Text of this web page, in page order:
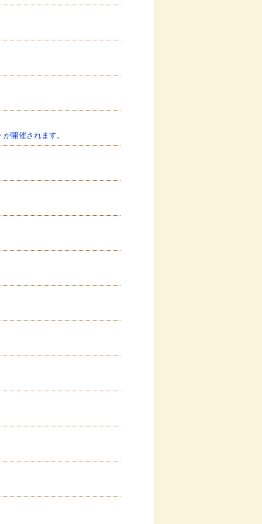
開催されます。